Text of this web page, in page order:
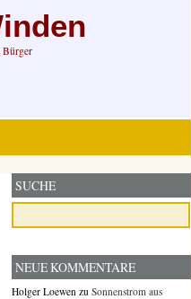
Bürger
SUCHE
NEUE KOMMENTARE
Holger Loewen zu Sonnenstrom aus